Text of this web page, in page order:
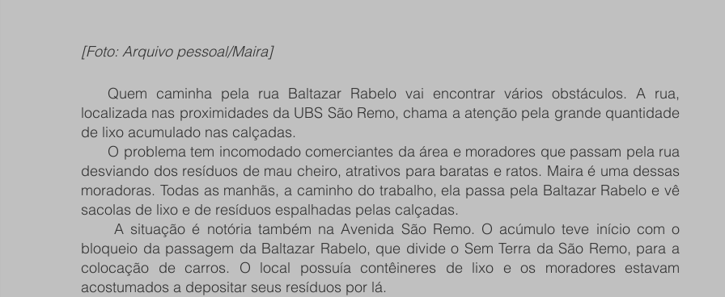
[Foto: Arquivo pessoal/Maira]
localizada nas proximidades da UBS São Remo, chama a atenção pela grande quantidade
de lixo acumulado nas calçadas.
desviando dos resíduos de mau cheiro, atrativos para baratas e ratos. Maira é uma dessas
moradoras. Todas as manhãs, a caminho do trabalho, ela passa pela Baltazar Rabelo e vê
sacolas de lixo e de resíduos espalhadas pelas calçadas.
     A situação é notória também na Avenida São Remo. O acúmulo teve início com o
bloqueio da passagem da Baltazar Rabelo, que divide o Sem Terra da São Remo, para a
colocação de carros. O local possuía contêineres de lixo e os moradores estavam
acostumados a depositar seus resíduos por lá.